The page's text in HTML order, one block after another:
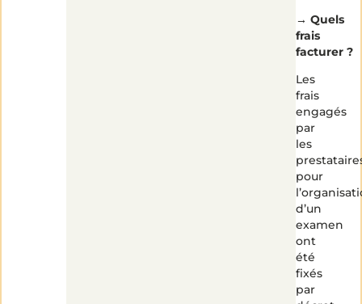
→ Quels
frais
facturer ?
Les
frais
engagés
par
les
pour
d’un
examen
ont
été
fixés
par